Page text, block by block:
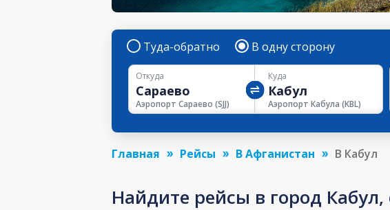
Туда-обратно В одну сторону
Откуда
Аэропорт Сараево (SJJ)
Куда
Аэропорт Кабула (KBL)
Главная Рейсы В Афганистан В Кабул
Найдите рейсы в город Кабул,